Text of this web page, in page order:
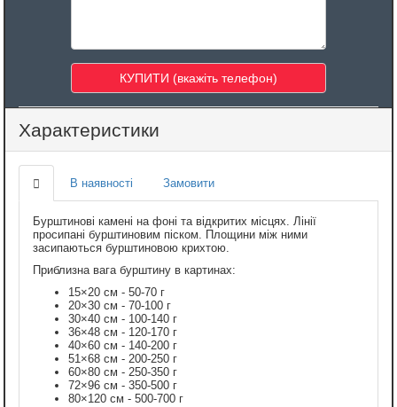
Характеристики
В наявності Замовити
Бурштинові камені на фоні та відкритих місцях. Лінії
просипані бурштиновим піском. Площини між ними
засипаються бурштиновою крихтою.
Приблизна вага бурштину в картинах:
15×20 см - 50-70 г
20×30 см - 70-100 г
30×40 см - 100-140 г
36×48 см - 120-170 г
40×60 см - 140-200 г
51×68 см - 200-250 г
60×80 см - 250-350 г
72×96 см - 350-500 г
80×120 см - 500-700 г